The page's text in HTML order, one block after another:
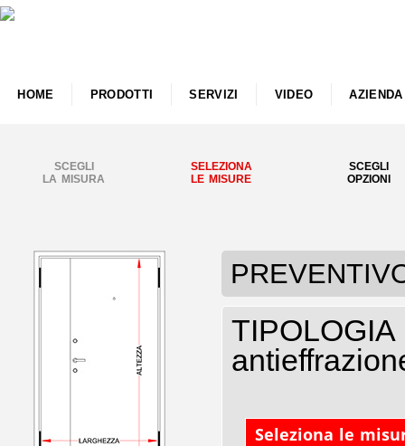
HOME PRODOTTI SERVIZI VIDEO AZIENDA
SCEGLI
LA MISURA
SELEZIONA
LE MISURE
SCEGLI
OPZIONI
Seleziona le